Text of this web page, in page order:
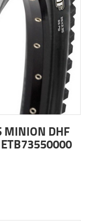
MINION DHF
ETB73550000